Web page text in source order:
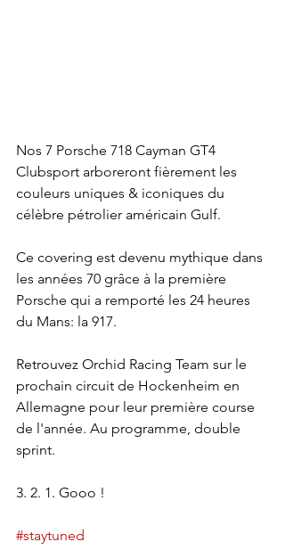
Nos 7 Porsche 718 Cayman GT4
Clubsport arboreront fièrement les
couleurs uniques & iconiques du
célèbre pétrolier américain Gulf.
Ce covering est devenu mythique dans
les années 70 grâce à la première
Porsche qui a remporté les 24 heures
du Mans: la 917.
Retrouvez Orchid Racing Team sur le
prochain circuit de Hockenheim en
Allemagne pour leur première course
de l'année. Au programme, double
sprint.
3. 2. 1. Gooo !
#staytuned